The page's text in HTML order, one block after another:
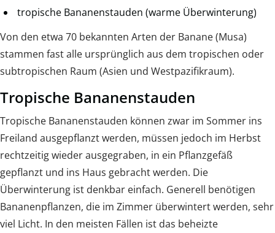
tropische Bananenstauden (warme Überwinterung)
Von den etwa 70 bekannten Arten der Banane (Musa)
stammen fast alle ursprünglich aus dem tropischen oder
subtropischen Raum (Asien und Westpazifikraum).
Tropische Bananenstauden
Tropische Bananenstauden können zwar im Sommer ins
Freiland ausgepflanzt werden, müssen jedoch im Herbst
rechtzeitig wieder ausgegraben, in ein Pflanzgefäß
gepflanzt und ins Haus gebracht werden. Die
Überwinterung ist denkbar einfach. Generell benötigen
Bananenpflanzen, die im Zimmer überwintert werden, sehr
viel Licht. In den meisten Fällen ist das beheizte